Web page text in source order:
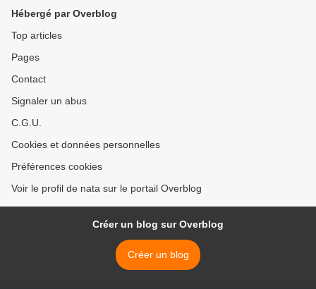
Hébergé par Overblog
Top articles
Pages
Contact
Signaler un abus
C.G.U.
Cookies et données personnelles
Préférences cookies
Voir le profil de nata sur le portail Overblog
Créer un blog sur Overblog
Créer un blog